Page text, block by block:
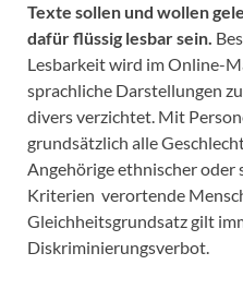
Texte sollen und wollen
dafür flüssig lesbar sein.
Lesbarkeit wird im Online-
sprachliche Darstellungen
divers verzichtet. Mit
grundsätzlich alle
Angehörige ethnischer oder
Kriterien verortende
Gleichheitsgrundsatz gilt
Diskriminierungsverbot.